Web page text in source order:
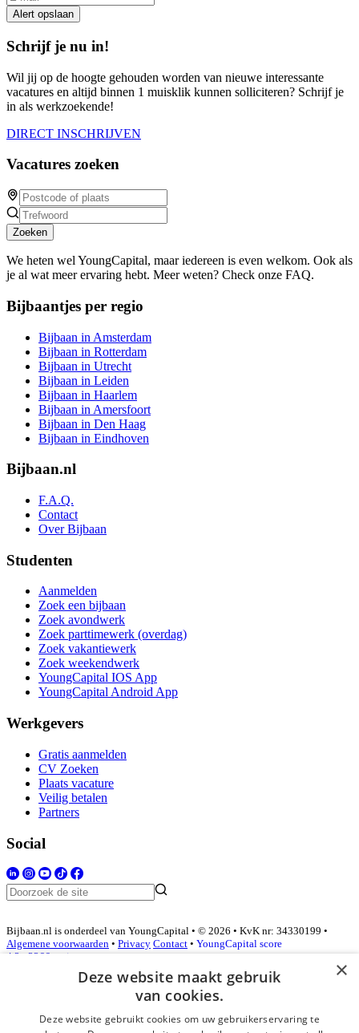
Alert opslaan
Schrijf je nu in!
Wil jij op de hoogte gehouden worden van nieuwe interessante
vacatures en altijd binnen 1 muisklik kunnen solliciteren? Schrijf je
in als werkzoekende!
DIRECT INSCHRIJVEN
Vacatures zoeken
Zoeken
We heten wel YoungCapital, maar iedereen is even welkom. Ook als
je al wat meer ervaring hebt. Meer weten? Check onze FAQ.
Bijbaantjes per regio
Bijbaan in Amsterdam
Bijbaan in Rotterdam
Bijbaan in Utrecht
Bijbaan in Leiden
Bijbaan in Haarlem
Bijbaan in Amersfoort
Bijbaan in Den Haag
Bijbaan in Eindhoven
Bijbaan.nl
F.A.Q.
Contact
Over Bijbaan
Studenten
Aanmelden
Zoek een bijbaan
Zoek avondwerk
Zoek parttimewerk (overdag)
Zoek vakantiewerk
Zoek weekendwerk
YoungCapital IOS App
YoungCapital Android App
Werkgevers
Gratis aanmelden
CV Zoeken
Plaats vacature
Veilig betalen
Partners
Social
Bijbaan.nl is onderdeel van YoungCapital • © 2026 • KvK nr: 34330199 •
Algemene voorwaarden • Privacy Contact • YoungCapital score
4.3 - 3366 reviews
Inloggen als bedrijf
×
Deze website maakt gebruik
van cookies.
Deze website gebruikt cookies om uw gebruikerservaring te